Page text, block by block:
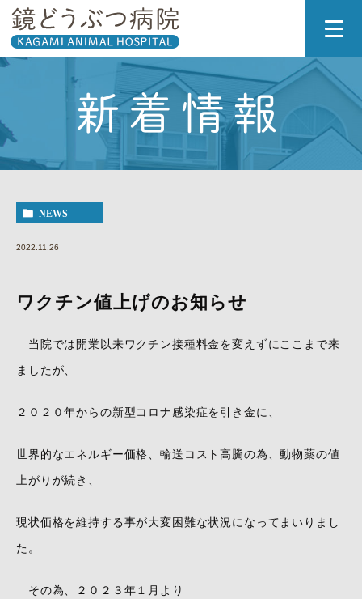
新着情報
NEWS
2022.11.26
ワクチン値上げのお知らせ
当院では開業以来ワクチン接種料金を変えずにここまで来
ましたが、
２０２０年からの新型コロナ感染症を引き金に、
世界的なエネルギー価格、輸送コスト高騰の為、動物薬の値
上がりが続き、
現状価格を維持する事が大変困難な状況になってまいりまし
た。
その為、２０２３年１月より